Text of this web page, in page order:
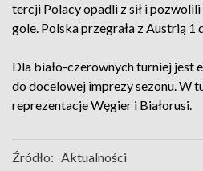
tercji Polacy opadli z sił i
gole. Polska przegrała z Austrią 1
Dla biało-czerownych turniej jest
do docelowej imprezy sezonu. W
reprezentacje Węgier i Białorusi.
Źródło: Aktualności